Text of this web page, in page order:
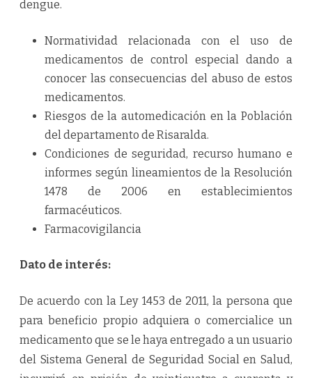
dengue.
Normatividad relacionada con el uso de
medicamentos de control especial dando a
conocer las consecuencias del abuso de estos
medicamentos.
Riesgos de la automedicación en la Población
del departamento de Risaralda.
Condiciones de seguridad, recurso humano e
informes según lineamientos de la Resolución
1478 de 2006 en establecimientos
farmacéuticos.
Farmacovigilancia
Dato de interés:
De acuerdo con la Ley 1453 de 2011, la persona que
para beneficio propio adquiera o comercialice un
medicamento que se le haya entregado a un usuario
del Sistema General de Seguridad Social en Salud,